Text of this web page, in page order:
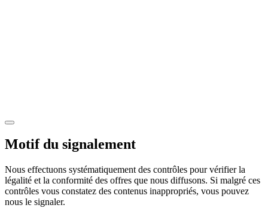
Motif du signalement
Nous effectuons systématiquement des contrôles pour vérifier la
légalité et la conformité des offres que nous diffusons. Si malgré ces
contrôles vous constatez des contenus inappropriés, vous pouvez
nous le signaler.